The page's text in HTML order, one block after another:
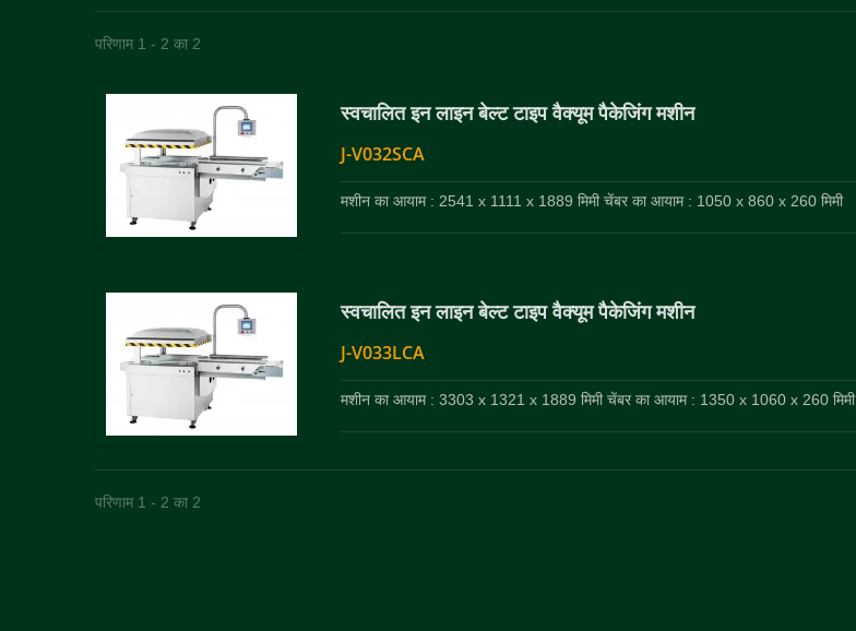
परिणाम 1 - 2 का 2
स्वचालित इन लाइन बेल्ट टाइप वैक्यूम पैकेजिंग मशीन
J-V032SCA
मशीन का आयाम : 2541 x 1111 x 1889 मिमी चेंबर का आयाम : 1050 x 860 x 260 मिमी
स्वचालित इन लाइन बेल्ट टाइप वैक्यूम पैकेजिंग मशीन
J-V033LCA
मशीन का आयाम : 3303 x 1321 x 1889 मिमी चेंबर का आयाम : 1350 x 1060 x 260 मिमी
परिणाम 1 - 2 का 2